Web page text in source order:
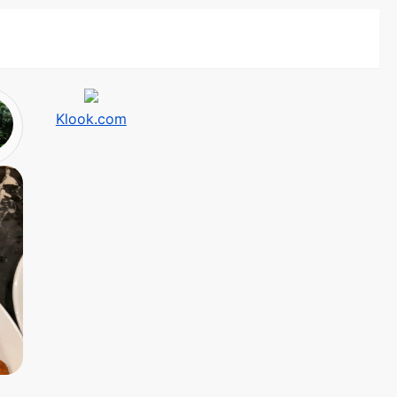
Klook.com